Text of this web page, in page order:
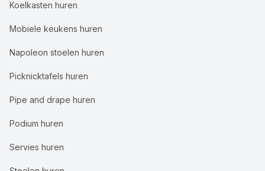
Koelkasten huren
Mobiele keukens huren
Napoleon stoelen huren
Picknicktafels huren
Pipe and drape huren
Podium huren
Servies huren